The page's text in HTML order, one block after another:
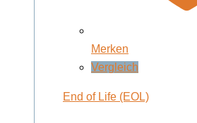
Merken
Vergleich
End of Life (EOL)